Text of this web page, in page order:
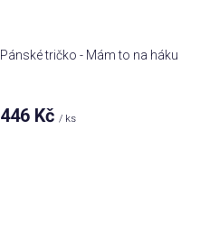
Pánské tričko - Mám to na háku
446 Kč/ ks